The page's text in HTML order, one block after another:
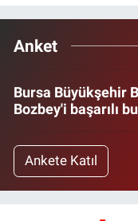
Anket
Bursa Büyükşehir
Bozbey'i başarılı
Ankete Katıl